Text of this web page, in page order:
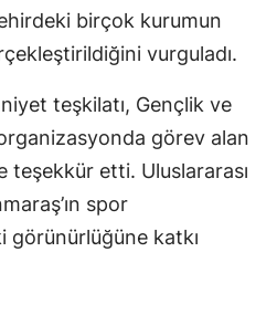
birçok kurumun
vurguladı.
teşkilatı, Gençlik ve
görev alan
teşekkür etti. Uluslararası
spor
görünürlüğüne katkı